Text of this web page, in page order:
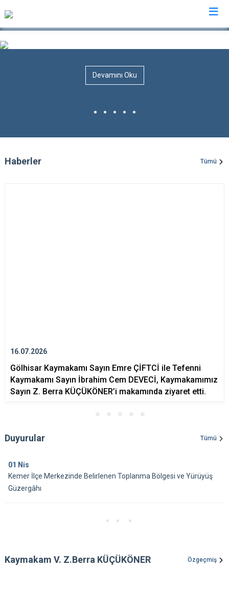
Burdur
Gölhisar
Kemer
Devamını Oku
Haberler Tümü
16.07.2026
Gölhisar Kaymakamı Sayın Emre ÇİFTCİ ile Tefenni
Kaymakamı Sayın İbrahim Cem DEVECİ, Kaymakamımız
Sayın Z. Berra KÜÇÜKÖNER’i makamında ziyaret etti.
Duyurular Tümü
01 Nis
Kemer İlçe Merkezinde Belirlenen Toplanma Bölgesi ve Yürüyüş
Güzergâhı
Kaymakam V. Z.Berra KÜÇÜKÖNER Özgeçmiş